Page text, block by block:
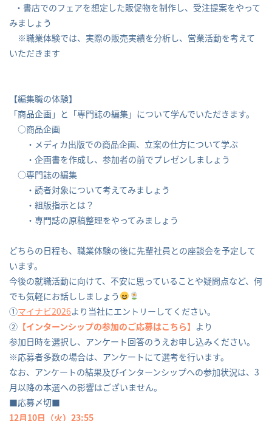
・書店でのフェアを想定した販促物を制作し、受注提案をやって
みましょう
※職業体験では、実際の販売実績を分析し、営業活動を考えて
いただきます
【編集職の体験】
「商品企画」と「専門誌の編集」について学んでいただきます。
○商品企画
・メディカ出版での商品企画、立案の仕方について学ぶ
・企画書を作成し、参加者の前でプレゼンしましょう
○専門誌の編集
・読者対象について考えてみましょう
・組版指示とは？
・専門誌の原稿整理をやってみましょう
どちらの日程も、職業体験の後に先輩社員との座談会を予定して
います。
今後の就職活動に向けて、不安に思っていることや疑問点など、何
でも気軽にお話ししましょう
①マイナビ2026より当社にエントリーしてください。
② 【インターンシップの参加のご応募はこちら】 より
参加日時を選択し、アンケート回答のうえお申し込みください。
※応募者多数の場合は、アンケートにて選考を行います。
なお、アンケートの結果及びインターンシップへの参加状況は、3
月以降の本選への影響はございません。
■応募〆切■
12月10日（火）23:55